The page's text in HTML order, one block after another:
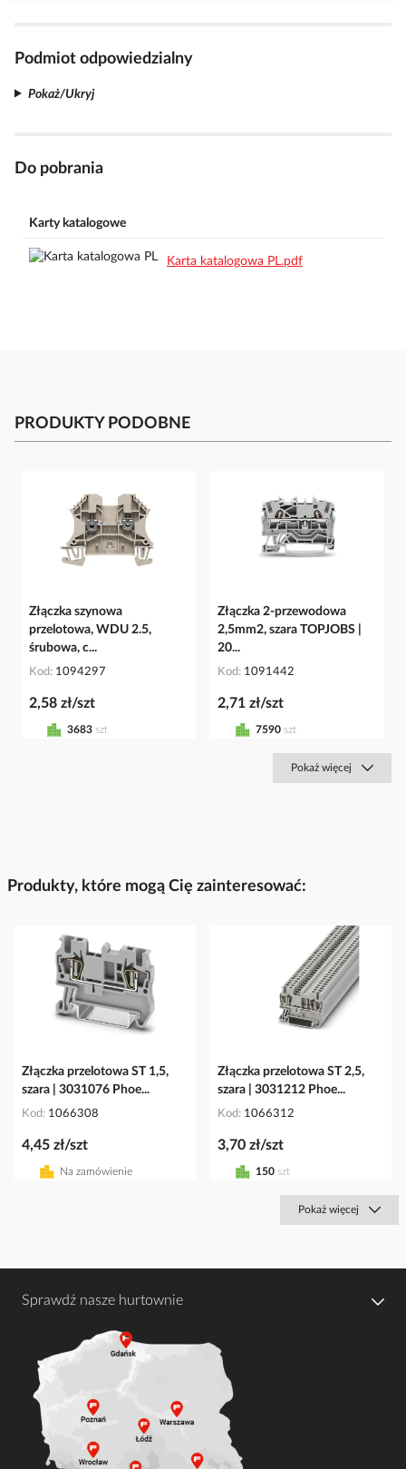
Podmiot odpowiedzialny
Pokaż/Ukryj
Do pobrania
Karty katalogowe
Karta katalogowa PL.pdf
PRODUKTY PODOBNE
Złączka szynowa
przelotowa, WDU 2.5,
śrubowa, c...
Kod 1094297
2,58 zł/szt
3683 szt
Złączka 2-przewodowa
2,5mm2, szara TOPJOBS |
20...
Kod 1091442
2,71 zł/szt
7590 szt
Pokaż więcej
Produkty, które mogą Cię zainteresować:
Złączka przelotowa ST 1,5,
szara | 3031076 Phoe...
Kod 1066308
4,45 zł/szt
Na zamówienie
Złączka przelotowa ST 2,5,
szara | 3031212 Phoe...
Kod 1066312
3,70 zł/szt
150 szt
Pokaż więcej
Sprawdź nasze hurtownie